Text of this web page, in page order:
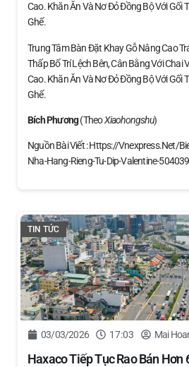
Cao. Khăn Ăn Và Nơ Đỏ Đồng Bộ Với Gối
Ghế.
Trung Tâm Bàn Đặt Khay Gỗ Nâng Cao
Thấp Bố Trí Lệch Bên, Cân Bằng Với Chai
Cao. Khăn Ăn Và Nơ Đỏ Đồng Bộ Với Gối
Ghế.
Bích Phương(theoXiaohongshu)
Nguồn Bài Viết : Https://vnexpress.net/
Nha-Hang-Rieng-Tu-Dip-Valentine-
TIN TỨC
03/03/2026 17:03 Mai
Haxaco Tiếp Tục Rao Bán Hơn